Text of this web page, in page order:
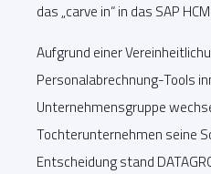
das „carve in“ in das SAP
Aufgrund einer
Personalabrechnung-Tools
Unternehmensgruppe
Tochterunternehmen seine
Entscheidung stand